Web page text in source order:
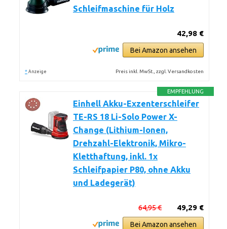
Schleifmaschine für Holz
42,98 €
Bei Amazon ansehen
* Anzeige Preis inkl. MwSt., zzgl. Versandkosten
EMPFEHLUNG
Einhell Akku-Exzenterschleifer
TE-RS 18 Li-Solo Power X-
Change (Lithium-Ionen,
Drehzahl-Elektronik, Mikro-
Kletthaftung, inkl. 1x
Schleifpapier P80, ohne Akku
und Ladegerät)
49,29 €
64,95 €
Bei Amazon ansehen